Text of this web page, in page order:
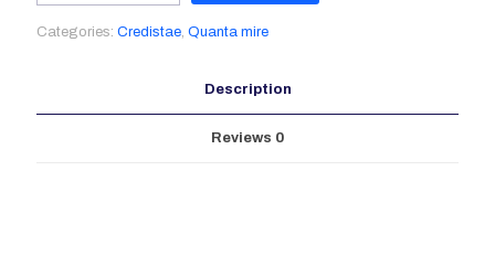
Categories: Credistae, Quanta mire
Description
Reviews 0